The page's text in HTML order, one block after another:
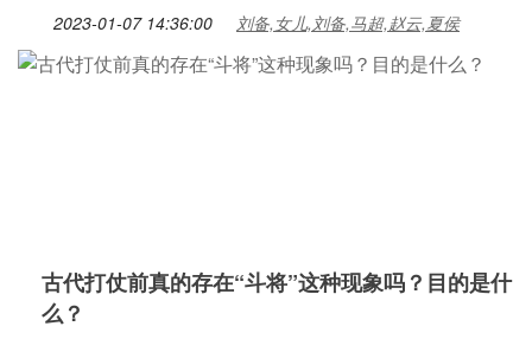
2023-01-07 14:36:00 刘备,女儿,刘备,马超,赵云,夏侯
古代打仗前真的存在“斗将”这种现象吗？目的是什
么？